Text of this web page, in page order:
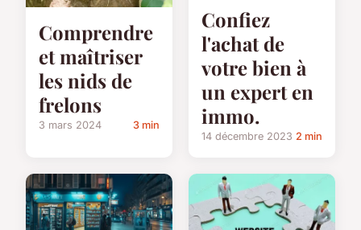
Comprendre
et maîtriser
les nids de
frelons
3 mars 2024 3 min
Confiez
l'achat de
votre bien à
un expert en
immo.
14 décembre 2023 2 min